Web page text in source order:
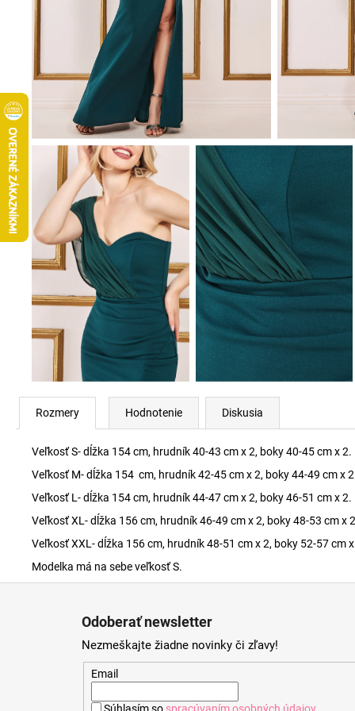
Rozmery Hodnotenie Diskusia
Veľkosť S- dĺžka 154 cm, hrudník 40-43 cm x 2, boky 40-45 cm x 2.
Veľkosť M- dĺžka 154 cm, hrudník 42-45 cm x 2, boky 44-49 cm x
Veľkosť L- dĺžka 154 cm, hrudník 44-47 cm x 2, boky 46-51 cm x 2.
Veľkosť XL- dĺžka 156 cm, hrudník 46-49 cm x 2, boky 48-53 cm x
Veľkosť XXL- dĺžka 156 cm, hrudník 48-51 cm x 2, boky 52-57 cm
Modelka má na sebe veľkosť S.
Odoberať newsletter
Nezmeškajte žiadne novinky či zľavy!
Email